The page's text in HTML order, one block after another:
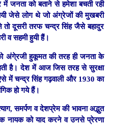
में जनता को बताने से हमेशा बचती रही
जेसे लोग थे जो अंग्रेजों की मुखबरी
दूसरी तरफ चन्द्र सिंह जैसे बहादुर
व सहमी हुयी हैं।
अंगे्रजी हुकूमत की तरह ही जनता के
है। देश में आज जिस तरह से सुरक्षा
में चन्द्र सिंह गढ़वाली और 1930 का
हो गये हैं।
समर्पण व देशप्रेम की भावना अद्भुत
नायक को याद करने व उनसे प्रेरणा